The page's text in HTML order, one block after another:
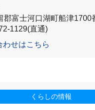
郡富士河口湖町船津1700
1129(直通)
わせはこちら
くらしの情報